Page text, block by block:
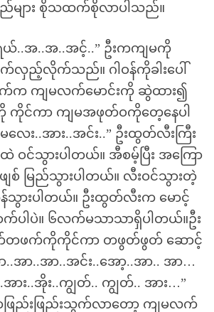
များ စိုသထက်စိုလာပါသည်။
ရယ်..အ..အ..အင့်..” ဦးကကျမကို
က်လှည့်လိုက်သည်။ ဂါဝန်ကိုခါးပေါ်
ကျမလက်မောင်းကို ဆွဲထား၍
င်ကာ ကျမအဖုတ်ဝကိုတေ့နေပါ
ေး..အား..အင်း..” ဦးထွတ်လီးကြီး
ထဲ ဝင်သွားပါတယ်။ အီစမ့်ပြီး အကြော
ျစ် မြည်သွားပါတယ်။ လီးဝင်သွားတဲ့
းပါတယ်။ ဦးထွတ်လီးက မောင့်
ပါပဲ။ ၆လက်မသာသာရှိပါတယ်။ဦး
ဖက်ကိုကိုင်ကာ တဖွတ်ဖွတ် ဆောင့်
..အာ..အာ..အင်း..အော့..အာ.. အာ…
အား..အိုး..ကျွတ်.. ကျွတ်.. အား…”
ြည်းဖြည်းသွက်လာတော့ ကျမလက်